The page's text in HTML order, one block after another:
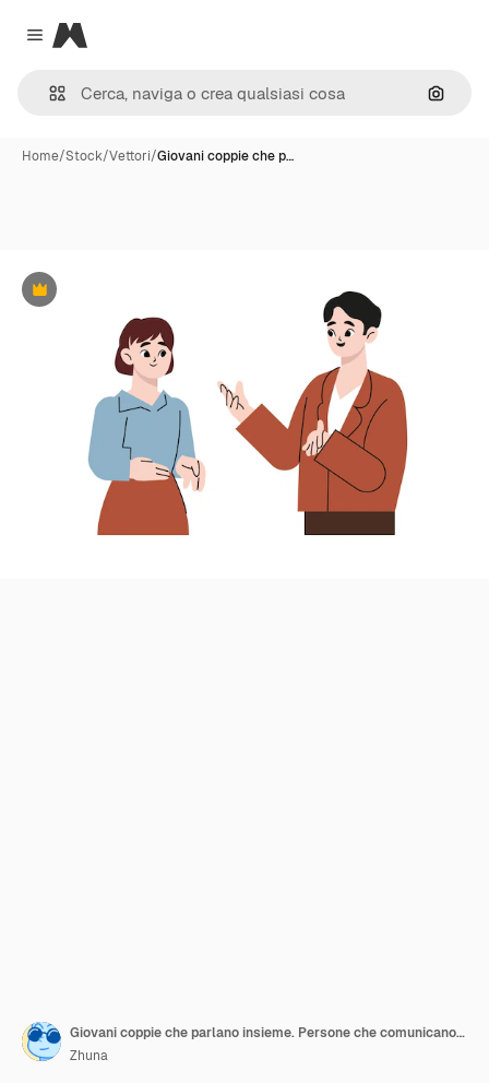
Close menu
Magnific
Cerca
Home/Stock/Vettori/Giovani coppie che p…
Premium
Giovani coppie che parlano insieme. Persone che comunicano. Comunicazione positiva di amici multinazionali
Zhuna